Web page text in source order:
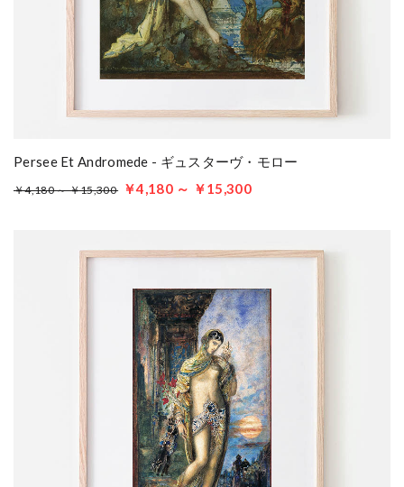
Persee Et Andromede - ギュスターヴ・モロー
￥4,180 ～ ￥15,300 ￥4,180 ～ ￥15,300